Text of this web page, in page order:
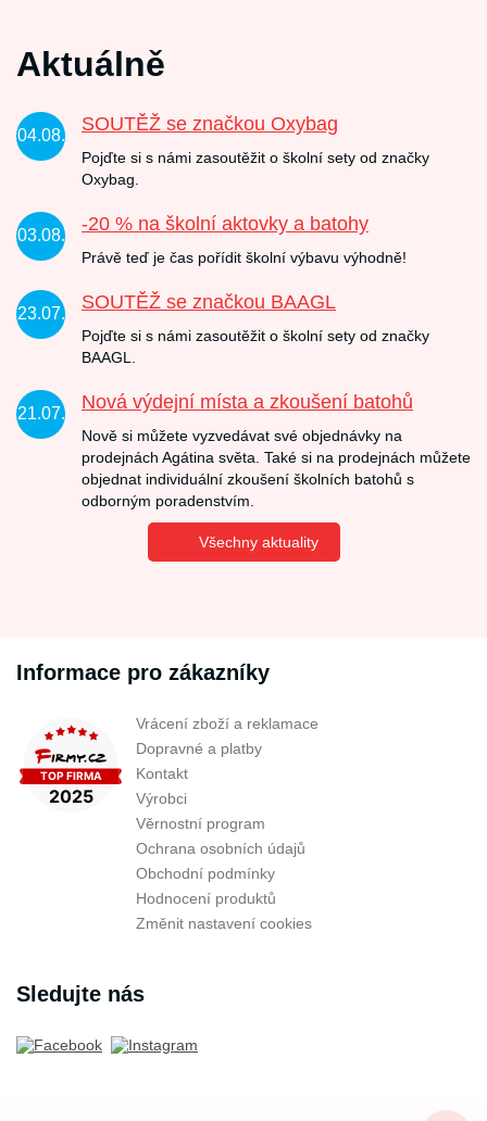
Aktuálně
04.08.
SOUTĚŽ se značkou Oxybag
Pojďte si s námi zasoutěžit o školní sety od značky
Oxybag.
03.08.
-20 % na školní aktovky a batohy
Právě teď je čas pořídit školní výbavu výhodně!
23.07.
SOUTĚŽ se značkou BAAGL
Pojďte si s námi zasoutěžit o školní sety od značky
BAAGL.
21.07.
Nová výdejní místa a zkoušení batohů
Nově si můžete vyzvedávat své objednávky na
prodejnách Agátina světa. Také si na prodejnách můžete
objednat individuální zkoušení školních batohů s
odborným poradenstvím.
Všechny aktuality
Informace pro zákazníky
Vrácení zboží a reklamace
Dopravné a platby
Kontakt
Výrobci
Věrnostní program
Ochrana osobních údajů
Obchodní podmínky
Hodnocení produktů
Změnit nastavení cookies
Sledujte nás